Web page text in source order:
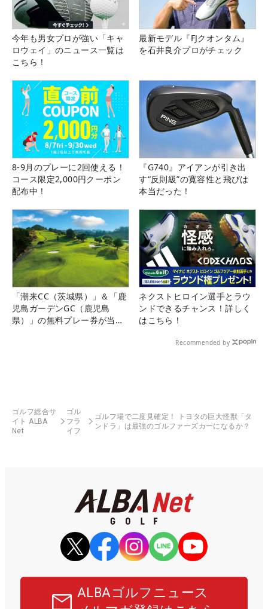
今年も男女プロが強い「キャ
ロウェイ」のニュース一覧は
こちら！
最新モデル『FJクオンタム』
を石井良介プロがチェック
8-9月のプレーに2回使える！
コース限定2,000円クーポン
配布中！
『G740』アイアンが引き出
す“反則級”の寛容性と飛びは
本当だった！
「潮来CC（茨城県）」＆「鹿
児島ガーデンGC（鹿児島
県）」の無料プレー券が当た
ネクストヒロイン選手とラウ
ンドできるチャンス！詳しく
はこちら！
Recommended by
ゴルフ総合サ
イト ALBA
Net
ゴル
フラ
イフ
ゴルフ場で二度見確定！ トヨタの巨大怪獣「タ
ンドラ」は最強のゴルファーズカーになるか？
ALBAゴルフニュース